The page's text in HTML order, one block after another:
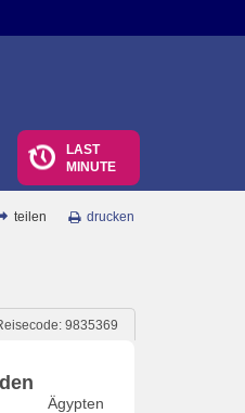
LAST
MINUTE
drucken
teilen
9835369
Ägypten